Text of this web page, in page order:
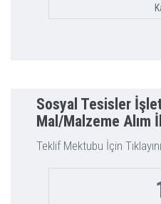
Sosyal Tesisler
Mal/Malzeme Alım
Teklif Mektubu İçin